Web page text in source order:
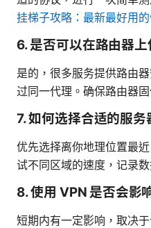
挂梯子攻略：最新最好用
6. 是否可以在路由器上
是的，很多服务提供路由
过同一代理。确保路由器
7. 如何选择合适的服务
优先选择离你地理位置最
试不同区域的速度，记录
8. 使用 VPN 是否会影
短期内有一定影响，取决